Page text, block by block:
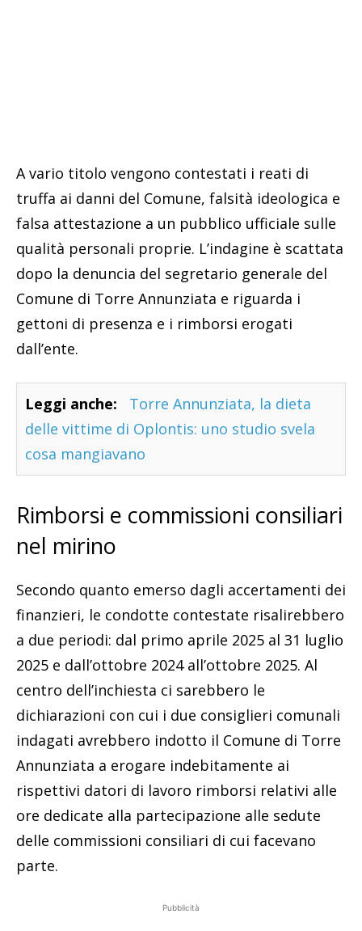
A vario titolo vengono contestati i reati di
truffa ai danni del Comune, falsità ideologica e
falsa attestazione a un pubblico ufficiale sulle
qualità personali proprie. L’indagine è scattata
dopo la denuncia del segretario generale del
Comune di Torre Annunziata e riguarda i
gettoni di presenza e i rimborsi erogati
dall’ente.
Leggi anche:
Torre Annunziata, la dieta
delle vittime di Oplontis: uno studio svela
cosa mangiavano
Rimborsi e commissioni consiliari
nel mirino
Secondo quanto emerso dagli accertamenti dei
finanzieri, le condotte contestate risalirebbero
a due periodi: dal primo aprile 2025 al 31 luglio
2025 e dall’ottobre 2024 all’ottobre 2025. Al
centro dell’inchiesta ci sarebbero le
dichiarazioni con cui i due consiglieri comunali
indagati avrebbero indotto il Comune di Torre
Annunziata a erogare indebitamente ai
rispettivi datori di lavoro rimborsi relativi alle
ore dedicate alla partecipazione alle sedute
delle commissioni consiliari di cui facevano
parte.
Pubblicità